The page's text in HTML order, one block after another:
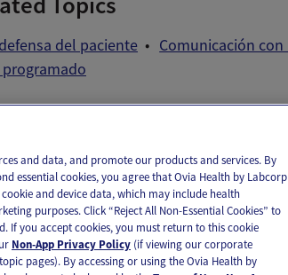
del paciente Comunicación con
programado
and data, and promote our products and services. By
essential cookies, you agree that Ovia Health by Labcorp
and device data, which may include health
purposes. Click “Reject All Non-Essential Cookies” to
If you accept cookies, you must return to this cookie
Non-App Privacy Policy (if viewing our corporate
pages). By accessing or using the Ovia Health by